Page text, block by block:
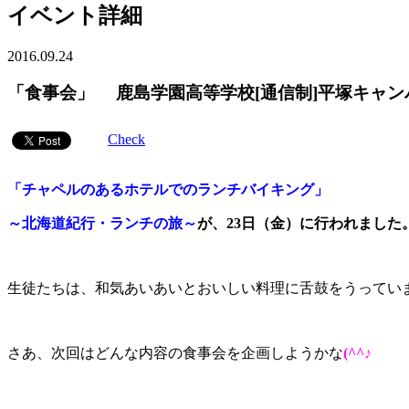
イベント詳細
2016.09.24
「食事会」 鹿島学園高等学校[通信制]平塚キャン
Check
「チャペルのあるホテルでのランチバイキング」
～北海道紀行・ランチの旅～が、23日（金）に行われました。
生徒たちは、和気あいあいとおいしい料理に舌鼓をうってい
さあ、次回はどんな内容の食事会を企画しようかな(^^♪